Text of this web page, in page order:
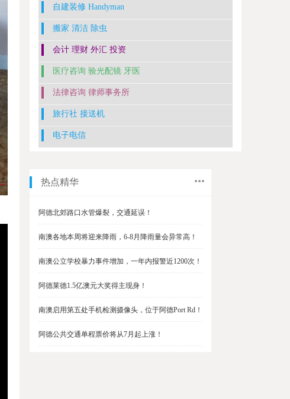
自建装修 Handyman
搬家 清洁 除虫
会计 理财 外汇 投资
医疗咨询 验光配镜 牙医
法律咨询 律师事务所
旅行社 接送机
电子电信
热点精华
阿德北郊路口水管爆裂，交通延误！
南澳各地本周将迎来降雨，6-8月降雨量会异常高！
南澳公立学校暴力事件增加，一年内报警近1200次！
阿德莱德1.5亿澳元大奖得主现身！
南澳启用第五处手机检测摄像头，位于阿德Port Rd！
阿德公共交通单程票价将从7月起上涨！